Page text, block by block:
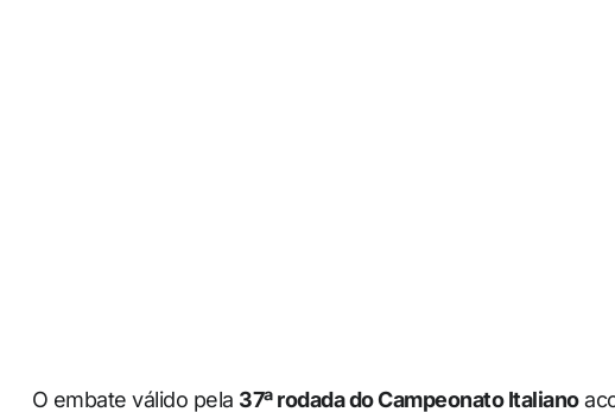
O embate válido pela 37ª rodada do Campeonato Italiano